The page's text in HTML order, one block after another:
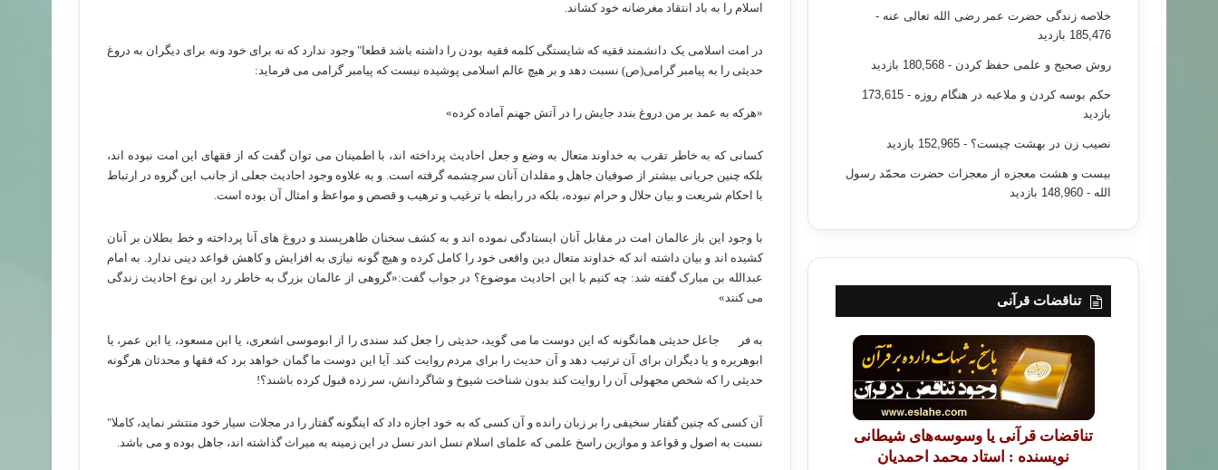
اسلام را به باد انتقاد مغرضانه خود کشاند.
در امت اسلامی یک دانشمند فقیه که شایستگی کلمه فقیه بودن را داشته باشد قطعا" وجود ندارد که نه برای خود ونه برای دیگران به دروغ
حدیثی را به پیامبر گرامی(ص) نسبت دهد و بر هیچ عالم اسلامی پوشیده نیست که پیامبر گرامی می فرماید:
«هرکه به عمد بر من دروغ بندد جایش را در آتش جهنم آماده کرده»
کسانی که به خاطر تقرب به خداوند متعال به وضع و جعل احادیث پرداخته اند، با اطمینان می توان گفت که از فقهای این امت نبوده اند،
بلکه چنین جریانی بیشتر از صوفیان جاهل و مقلدان آنان سرچشمه گرفته است. و به علاوه وجود احادیث جعلی از جانب این گروه در ارتباط
با احکام شریعت و بیان حلال و حرام نبوده، بلکه در رابطه با ترغیب و ترهیب و قصص و مواعظ و امثال آن بوده است.
با وجود این باز عالمان امت در مقابل آنان ایستادگی نموده اند و به کشف سخنان ظاهرپسند و دروغ های آنا پرداخته و خط بطلان بر آنان
کشیده اند و بیان داشته اند که خداوند متعال دین واقعی خود را کامل کرده و هیچ گونه نیازی به افزایش و کاهش قواعد دینی ندارد. به امام
عبدالله بن مبارک گفته شد: چه کنیم با این احادیث موضوع؟ در جواب گفت:«گروهی از عالمان بزرگ به خاطر رد این نوع احادیث زندگی
می کنند»
به فر
جاعل حدیثی همانگونه که این دوست ما می گوید، حدیثی را جعل کند سندی را از ابوموسی اشعری، یا ابن مسعود، یا ابن عمر، یا
ابوهریره و یا دیگران برای آن ترتیب دهد و آن حدیث را برای مردم روایت کند. آیا این دوست ما گمان خواهد برد که فقها و محدثان هرگونه
حدیثی را که شخص مجهولی آن را روایت کند بدون شناخت شیوخ و شاگردانش، سر زده قبول کرده باشند؟!
آن کسی که چنین گفتار سخیفی را بر زبان رانده و آن کسی که به خود اجازه داد که اینگونه گفتار را در مجلات سیار خود منتشر نماید، کاملا"
نسبت به اصول و قواعد و موازین راسخ علمی که علمای اسلام نسل اندر نسل در این زمینه به میراث گذاشته اند، جاهل بوده و می باشد.
خلاصه زندگی حضرت عمر رضی الله تعالی عنه -
185,476 بازدید
روش صحیح و علمی حفظ کردن - 180,568 بازدید
حکم بوسه کردن و ملاعبه در هنگام روزه
- 173,615
بازدید
نصیب زن در بهشت چیست؟ - 152,965 بازدید
بیست و هشت معجزه از معجزات حضرت محمّد رسول
الله - 148,960 بازدید
تناقضات قرآنی
تناقضات قرآنی یا وسوسه‌های شیطانی
نویسنده : استاد محمد احمدیان